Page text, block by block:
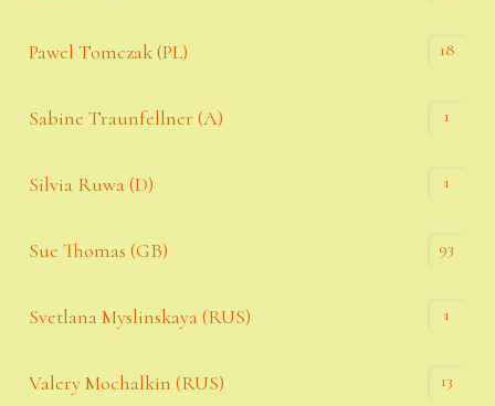
Pawel Tomczak (PL) 18
Sabine Traunfellner (A) 1
Silvia Ruwa (D) 1
Sue Thomas (GB) 93
Svetlana Myslinskaya (RUS) 1
Valery Mochalkin (RUS) 13